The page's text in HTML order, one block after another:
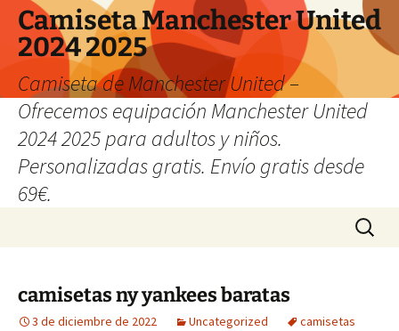
Camiseta Manchester United
2024 2025
Camiseta de Manchester United –
Ofrecemos equipación Manchester United
2024 2025 para adultos y niños.
Personalizadas gratis. Envío gratis desde
69€.
Buscar:
camisetas ny yankees baratas
3 de diciembre de 2022 Uncategorized
camisetas